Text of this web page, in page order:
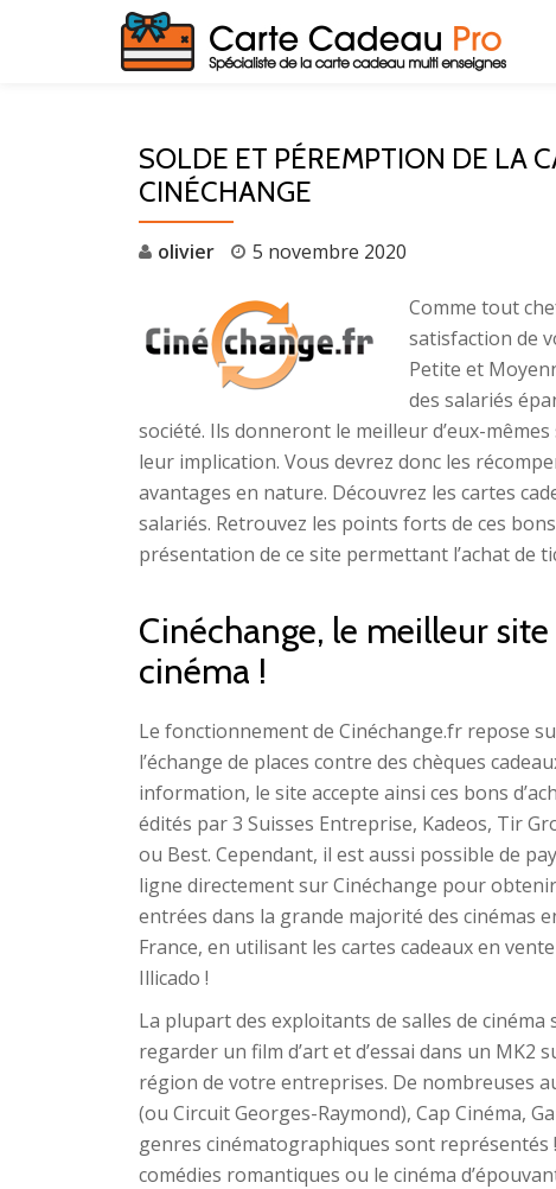
SOLDE ET PÉREMPTION DE LA
CINÉCHANGE
olivier 5 novembre 2020
Comme tout
satisfaction de
Petite et
des salariés
société. Ils donneront le meilleur d’eux-
leur implication. Vous devrez donc les
avantages en nature. Découvrez les cartes
salariés. Retrouvez les points forts de ces
présentation de ce site permettant l’achat de
Cinéchange, le meilleur
cinéma !
Le fonctionnement de Cinéchange.fr repose
l’échange de places contre des chèques
information, le site accepte ainsi ces bons
édités par 3 Suisses Entreprise, Kadeos, Tir
ou Best. Cependant, il est aussi possible de
ligne directement sur Cinéchange pour
entrées dans la grande majorité des cinémas
France, en utilisant les cartes cadeaux en
Illicado !
La plupart des exploitants de salles de
regarder un film d’art et d’essai dans un
région de votre entreprises. De nombreuses
(ou Circuit Georges-Raymond), Cap Cinéma,
genres cinématographiques sont représentés
comédies romantiques ou le cinéma